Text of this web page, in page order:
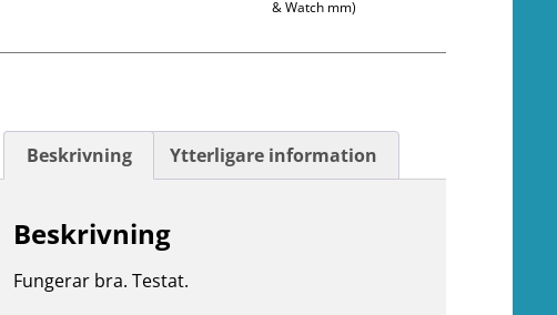
& Watch mm)
Beskrivning Ytterligare information
Beskrivning
Fungerar bra. Testat.